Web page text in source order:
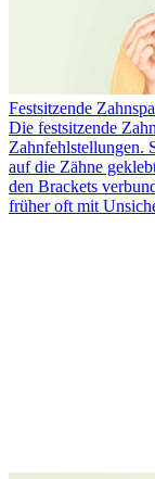
Festsitzende
Die festsitzende
Zahnfehlstellungen.
auf die Zähne
den Brackets
früher oft mit